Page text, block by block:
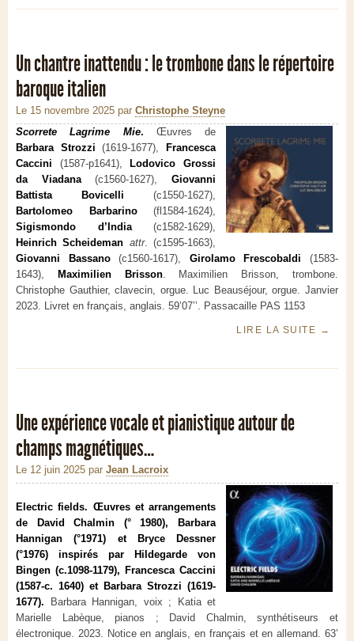
Un chantre inattendu : le trombone dans le répertoire
baroque italien
Le 15 novembre 2025 par Christophe Steyne
Scorrete Lagrime Mie. Œuvres de
Barbara Strozzi (1619-1677),
Francesca
Caccini (1587-p1641),
Lodovico Grossi
da Viadana(c1560-1627),Giovanni
Battista Bovicelli (c1550-1627),
Bartolomeo Barbarino(fl1584-1624),
Sigismondo d’India(c1582-1629),
Heinrich Scheideman attr. (c1595-1663),
Giovanni Bassano(c1560-1617), Girolamo Frescobaldi (1583-
1643),
Maximilien Brisson. Maximilien Brisson, trombone.
Christophe Gauthier, clavecin, orgue. Luc Beauséjour, orgue. Janvier
2023. Livret en français, anglais. 59’07’’. Passacaille PAS 1153
LIRE LA SUITE →
Une expérience vocale et pianistique autour de
champs magnétiques…
Le 12 juin 2025 par Jean Lacroix
Electric fields. Œuvres et arrangements
de David Chalmin (° 1980), Barbara
Hannigan (°1971) et Bryce Dessner
(°1976) inspirés par Hildegarde von
Bingen (c.1098-1179), Francesca Caccini
(1587-c. 1640) et Barbara Strozzi (1619-
1677).
Barbara Hannigan, voix ; Katia et
Marielle Labèque, pianos ; David Chalmin, synthétiseurs et
électronique. 2023. Notice en anglais, en français et en allemand. 63’